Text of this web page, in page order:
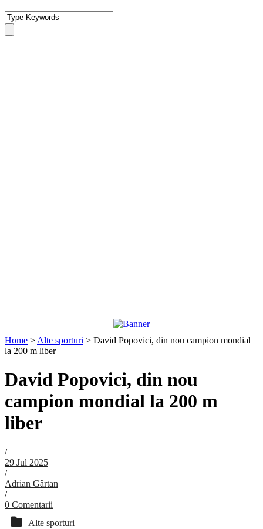
Home > Alte sporturi > David Popovici, din nou campion mondial
la 200 m liber
David Popovici, din nou
campion mondial la 200 m
liber
/
29 Jul 2025
/
Adrian Gârtan
/
0 Comentarii
Alte sporturi